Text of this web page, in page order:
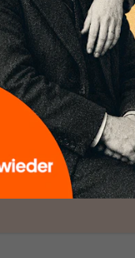
frische Luft in
Debattenräume.
Brauchen Sie
folgen Sie
Schon